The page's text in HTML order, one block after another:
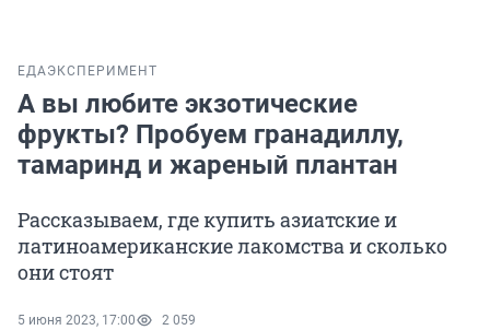
ЕДАЭКСПЕРИМЕНТ
А вы любите экзотические
фрукты? Пробуем гранадиллу,
тамаринд и жареный плантан
Рассказываем, где купить азиатские и
латиноамериканские лакомства и сколько
они стоят
5 июня 2023, 17:00 2 059